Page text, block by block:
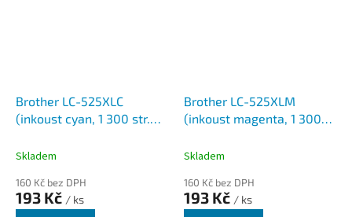
Brother LC-525XLC
(inkoust cyan, 1 300 str.@
Skladem
160 Kč bez DPH
193 Kč / ks
Brother LC-525XLM
(inkoust magenta, 1 300
Skladem
160 Kč bez DPH
193 Kč / ks